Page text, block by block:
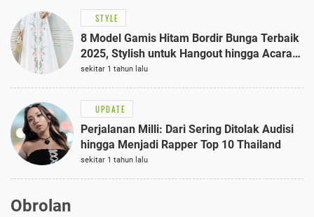
STYLE
8 Model Gamis Hitam Bordir Bunga Terbaik
2025, Stylish untuk Hangout hingga Acara
Semi-Formal
sekitar 1 tahun lalu
UPDATE
Perjalanan Milli: Dari Sering Ditolak Audisi
hingga Menjadi Rapper Top 10 Thailand
sekitar 1 tahun lalu
Obrolan